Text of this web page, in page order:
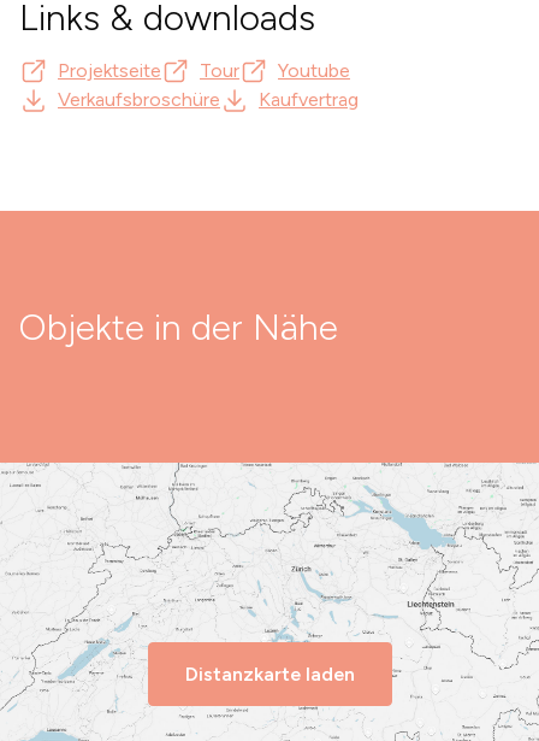
Links & downloads
Projektseite Tour
Youtube
Verkaufsbroschüre
Kaufvertrag
Objekte in der Nähe
Distanzkarte laden